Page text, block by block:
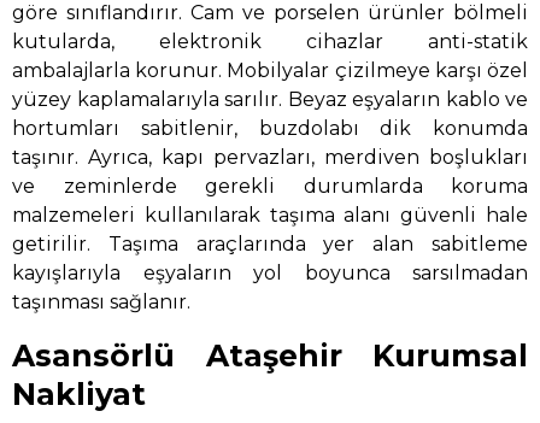
göre sınıflandırır. Cam ve porselen ürünler bölmeli
kutularda, elektronik cihazlar anti-statik
ambalajlarla korunur. Mobilyalar çizilmeye karşı özel
yüzey kaplamalarıyla sarılır. Beyaz eşyaların kablo ve
hortumları sabitlenir, buzdolabı dik konumda
taşınır. Ayrıca, kapı pervazları, merdiven boşlukları
ve zeminlerde gerekli durumlarda koruma
malzemeleri kullanılarak taşıma alanı güvenli hale
getirilir. Taşıma araçlarında yer alan sabitleme
kayışlarıyla eşyaların yol boyunca sarsılmadan
taşınması sağlanır.
Asansörlü Ataşehir Kurumsal
Nakliyat